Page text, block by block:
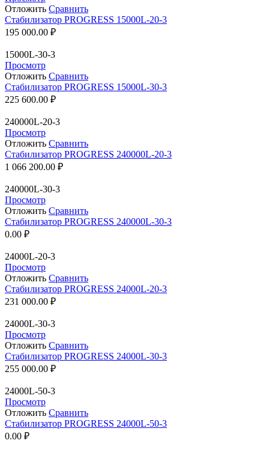
Отложить Сравнить
Стабилизатор PROGRESS 15000L-20-3
195 000.00 ₽
15000L-30-3
Просмотр
Отложить Сравнить
Стабилизатор PROGRESS 15000L-30-3
225 600.00 ₽
240000L-20-3
Просмотр
Отложить Сравнить
Стабилизатор PROGRESS 240000L-20-3
1 066 200.00 ₽
240000L-30-3
Просмотр
Отложить Сравнить
Стабилизатор PROGRESS 240000L-30-3
0.00 ₽
24000L-20-3
Просмотр
Отложить Сравнить
Стабилизатор PROGRESS 24000L-20-3
231 000.00 ₽
24000L-30-3
Просмотр
Отложить Сравнить
Стабилизатор PROGRESS 24000L-30-3
255 000.00 ₽
24000L-50-3
Просмотр
Отложить Сравнить
Стабилизатор PROGRESS 24000L-50-3
0.00 ₽